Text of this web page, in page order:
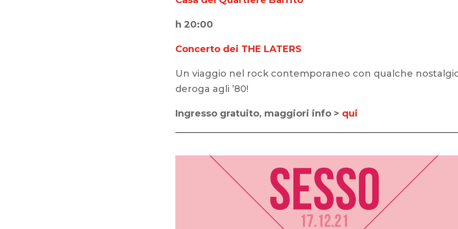
h 20:00
Concerto dei THE LATERS
Un viaggio nel rock contemporaneo con qualche
deroga agli ’80!
Ingresso gratuito, maggiori info > qui